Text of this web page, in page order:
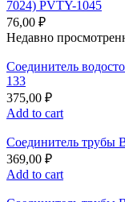
7024) PVTY-1045
76,00 ₽
Недавно
Соединитель
133
375,00 ₽
Add to cart
Соединитель трубы
369,00 ₽
Add to cart